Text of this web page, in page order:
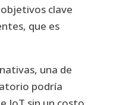
clave
que es
una de
podría